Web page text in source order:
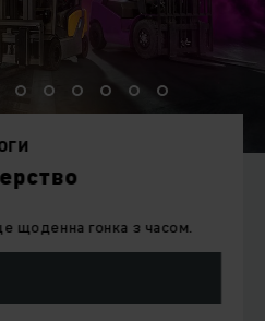
щоденна гонка з часом.